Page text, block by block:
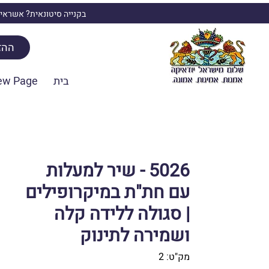
בקנייה סיטונאית?
בית Page
5026 - שיר למעלות
עם חת"ת במיקרופילים
| סגולה ללידה קלה
ושמירה לתינוק
מק"ט: 2